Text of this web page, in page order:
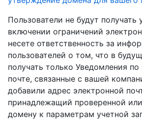
Пользователи не будут получать
включении ограничений
несете ответственность за
пользователей о том, что в
получать только Уведомления по
почте, связанные с вашей
добавили адрес электронной
принадлежащий проверенной
домену к параметрам учетной